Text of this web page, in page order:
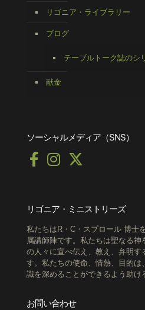
リゴニア・ライブラリー
ブログ
テーブルトーク誌のシ
献金
ソーシャルメディア（SNS）
リゴニア・ミニストリーズ
私たちはR・C・スプロール 博士
属講師陣です。私たちは聖なる神
の人々に宣べ伝え、教え、弁明す
す。私たちの使命、情熱、目的は
識を深めることができるよう助け
お問い合わせ